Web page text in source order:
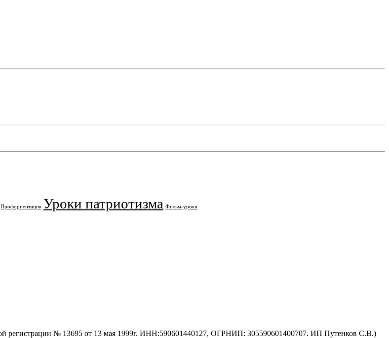
Профориентация Уроки патриотизма Фильм-уроки
регистрации № 13695 от 13 мая 1999г. ИНН:590601440127, ОГРНИП: 305590601400707. ИП Путенков С.В.)